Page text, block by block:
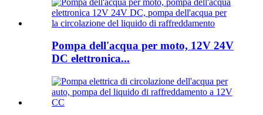
Pompa dell'acqua per moto, 12V 24V
DC elettronica...